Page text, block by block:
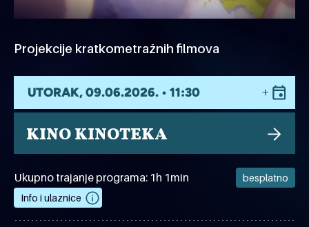
Projekcije kratkometražnih filmova
UTORAK, 09.06.2026. • 11:30
KINO KINOTEKA
Ukupno trajanje programa: 1h 1min
besplatno
Info i ulaznice